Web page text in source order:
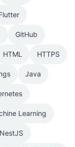
GitHub
HTML HTTPS
Java
Learning
NestJS